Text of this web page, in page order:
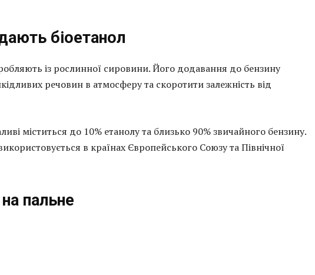
біоетанол
із рослинної сировини. Його додавання до бензину
речовин в атмосферу та скоротити залежність від
міститься до 10% етанолу та близько 90% звичайного бензину.
в країнах Європейського Союзу та Північної
пальне